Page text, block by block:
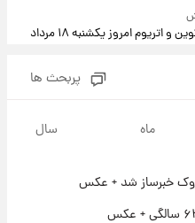
قیمت بیت‌کوین و اتریوم امروز یکشنبه ۱۸ مرداد
پربحث ها
ماه سال
خبرساز شد + عکس